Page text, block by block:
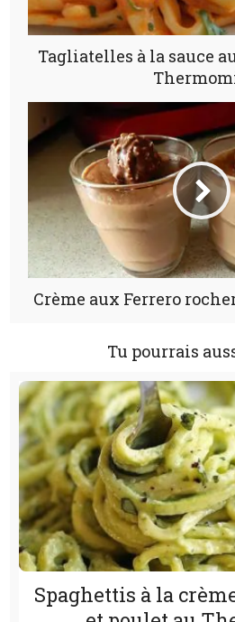
Tagliatelles à la sauce
Crème aux Ferrero
Tu pourrais
Spaghettis à la